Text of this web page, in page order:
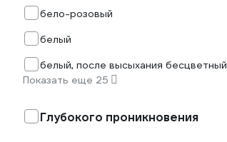
бело-розовый
белый
белый, после высыхания бесцветный
Показать еще 25
Глубокого проникновения